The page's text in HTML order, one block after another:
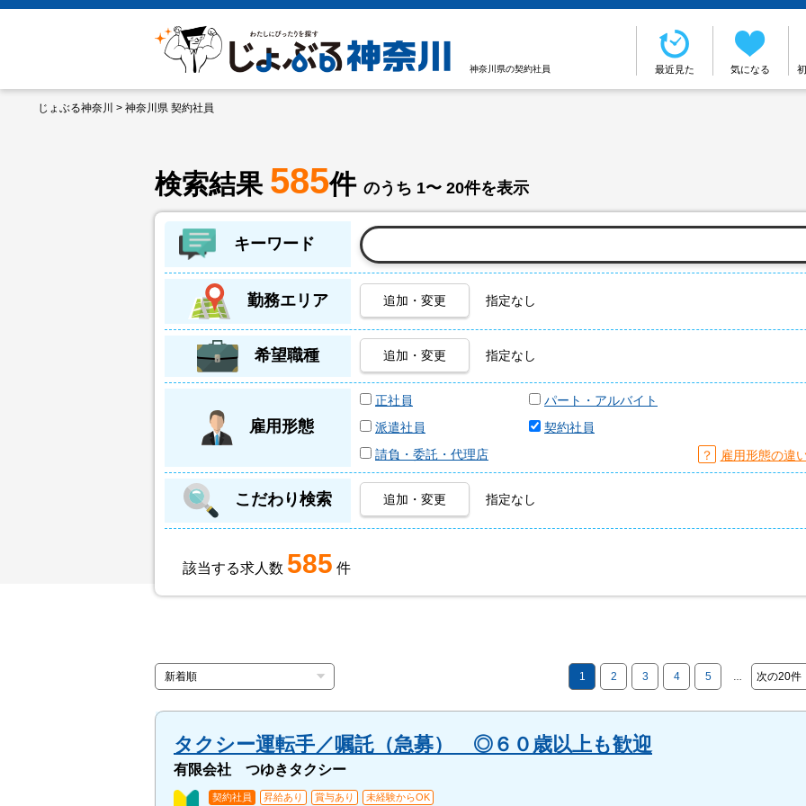
神奈川県の契約社員 最近見た 気になる
じょぶる神奈川 > 神奈川県 契約社員
検索結果 585件 のうち 1〜 20件を表示
キーワード
勤務エリア 追加・変更 指定なし
希望職種 追加・変更 指定なし
雇用形態
正社員
パート・アルバイト
派遣社員
契約社員
請負・委託・代理店
？ 雇用形態の違
こだわり検索 追加・変更 指定なし
該当する求人数 585 件
1 2 3 4 5 次の20件
タクシー運転手／嘱託（急募） ◎６０歳以上も歓迎
有限会社 つゆきタクシー
契約社員 昇給あり 賞与あり 未経験からOK